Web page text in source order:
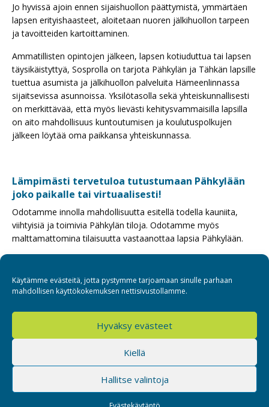
Käytämme evästeitä, jotta pystymme tarjoamaan sinulle parhaan
mahdollisen käyttökokemuksen nettisivustollamme.
Hyväksy evästeet
Kiellä
Hallitse valintoja
Jo hyvissä ajoin ennen sijaishuollon päättymistä, ymmärtäen
lapsen erityishaasteet, aloitetaan nuoren jälkihuollon tarpeen
ja tavoitteiden kartoittaminen.
Ammatillisten opintojen jälkeen, lapsen kotiuduttua tai lapsen
täysikäistyttyä, Sosprolla on tarjota Pähkylän ja Tähkän lapsille
tuettua asumista ja jälkihuollon palveluita Hämeenlinnassa
sijaitsevissa asunnoissa. Yksilötasolla sekä yhteiskunnallisesti
on merkittävää, että myös lievästi kehitysvammaisilla lapsilla
on aito mahdollisuus kuntoutumisen ja koulutuspolkujen
jälkeen löytää oma paikkansa yhteiskunnassa.
Lämpimästi tervetuloa tutustumaan Pähkylään
joko paikalle tai virtuaalisesti!
Odotamme innolla mahdollisuutta esitellä todella kauniita,
viihtyisiä ja toimivia Pähkylän tiloja. Odotamme myös
malttamattomina tilaisuutta vastaanottaa lapsia Pähkylään.